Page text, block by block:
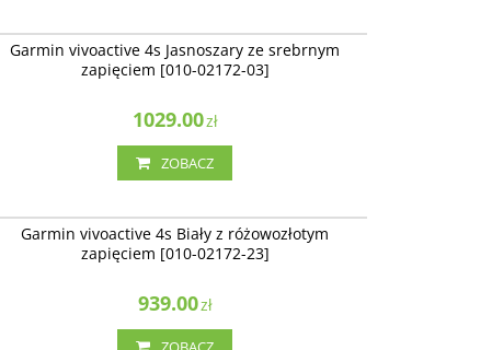
Garmin vivoactive 4s Jasnoszary ze srebrnym
zapięciem [010-02172-03]
1029.00zł
ZOBACZ
Garmin vivoactive 4s Biały z różowozłotym
zapięciem [010-02172-23]
939.00zł